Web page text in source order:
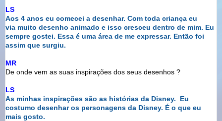
LS
Aos 4 anos eu comecei a desenhar. Com toda criança eu
via muito desenho animado e isso cresceu dentro de mim. Eu
sempre gostei. Essa é uma área de me expressar. Então foi
assim que surgiu.
MR
De onde vem as suas inspirações dos seus desenhos ?
LS
As minhas inspirações são as histórias da Disney. Eu
costumo desenhar os personagens da Disney. É o que eu
mais gosto.